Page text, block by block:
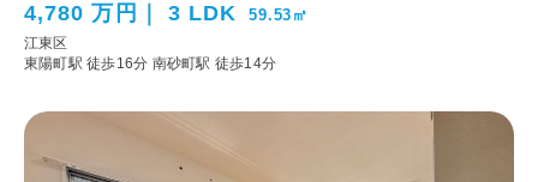
4,780 万円 3 LDK 59.53㎡
江東区
東陽町駅 徒歩16分 南砂町駅 徒歩14分